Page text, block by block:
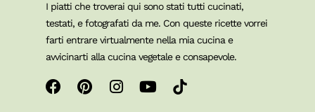
I piatti che troverai qui sono stati tutti cucinati,
testati, e fotografati da me. Con queste ricette vorrei
farti entrare virtualmente nella mia cucina e
avvicinarti alla cucina vegetale e consapevole.